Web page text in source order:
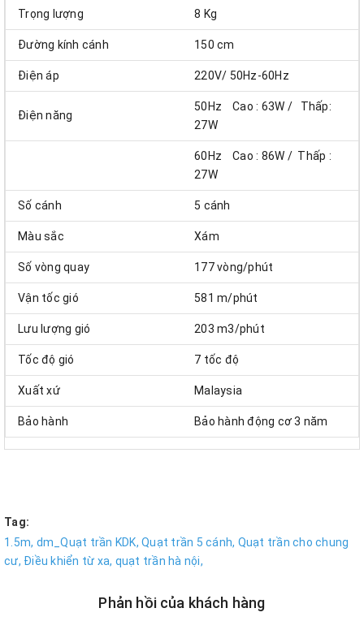
Trọng lượng 8 Kg
Đường kính cánh 150 cm
Điện áp 220V/ 50Hz-60Hz
Điện năng
50Hz Cao : 63W / Thấp:
27W
60Hz Cao : 86W / Thấp :
27W
Số cánh 5 cánh
Màu sắc Xám
Số vòng quay 177 vòng/phút
Vận tốc gió 581 m/phút
Lưu lượng gió 203 m3/phút
Tốc độ gió 7 tốc độ
Xuất xứ Malaysia
Bảo hành Bảo hành động cơ 3 năm
Tag:
1.5m, dm_Quạt trần KDK, Quạt trần 5 cánh, Quạt trần cho chung
cư, Điều khiển từ xa, quạt trần hà nội,
Phản hồi của khách hàng